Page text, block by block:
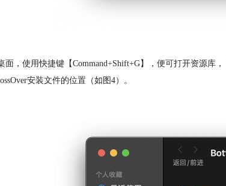
面，使用快捷键【Command+Shift+G】，便可打开资源库
安装文件的位置（如图4）。